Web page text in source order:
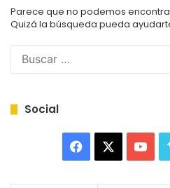
Parece que no podemos
Quizá la búsqueda pueda
Social